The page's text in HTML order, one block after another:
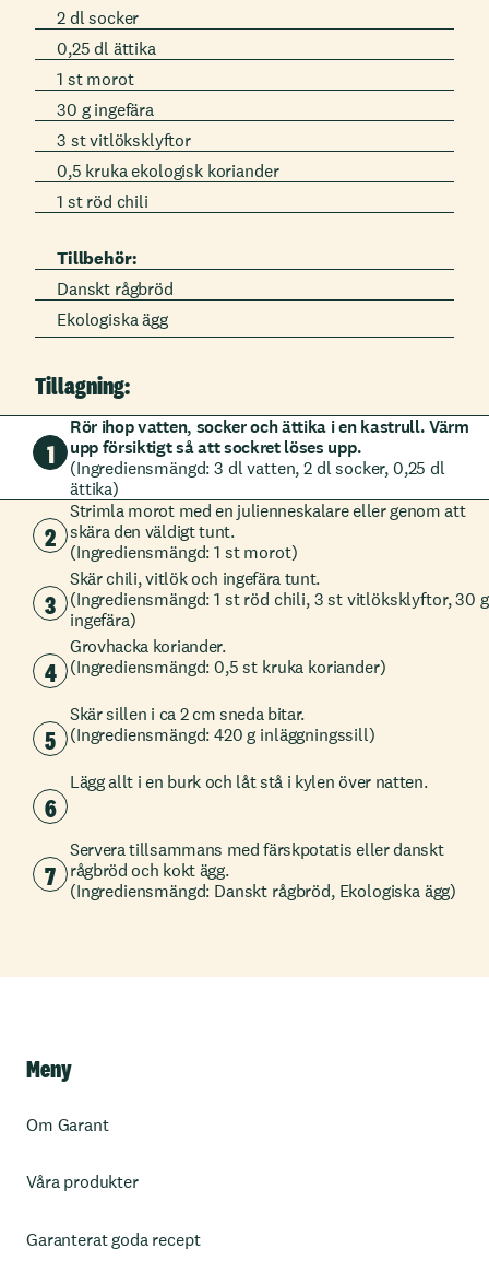
2 dl socker
0,25 dl ättika
1 st morot
30 g ingefära
3 st vitlöksklyftor
0,5 kruka ekologisk koriander
1 st röd chili
Tillbehör:
Danskt rågbröd
Ekologiska ägg
Tillagning:
1
Rör ihop vatten, socker och ättika i en kastrull. Värm
upp försiktigt så att sockret löses upp.
(Ingrediensmängd: 3 dl vatten, 2 dl socker, 0,25 dl
ättika)
2
Strimla morot med en julienneskalare eller genom att
skära den väldigt tunt.
(Ingrediensmängd: 1 st morot)
3
Skär chili, vitlök och ingefära tunt.
(Ingrediensmängd: 1 st röd chili, 3 st vitlöksklyftor, 30 g
ingefära)
4
Grovhacka koriander.
(Ingrediensmängd: 0,5 st kruka koriander)
5
Skär sillen i ca 2 cm sneda bitar.
(Ingrediensmängd: 420 g inläggningssill)
6
Lägg allt i en burk och låt stå i kylen över natten.
7
Servera tillsammans med färskpotatis eller danskt
rågbröd och kokt ägg.
(Ingrediensmängd: Danskt rågbröd, Ekologiska ägg)
Meny
Om Garant
Våra produkter
Garanterat goda recept